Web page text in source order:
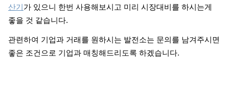
산기가 있으니 한번 사용해보시고 미리 시장대비를 하시는게
좋을 것 같습니다.
관련하여 기업과 거래를 원하시는 발전소는 문의를 남겨주시면
좋은 조건으로 기업과 매칭해드리도록 하겠습니다.